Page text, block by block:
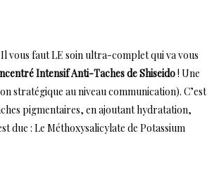
vous faut LE soin ultra-complet qui va vous
Intensif Anti-Taches de Shiseido! Une
stratégique au niveau communication). C’est
pigmentaires, en ajoutant hydratation,
due : Le Méthoxysalicylate de Potassium